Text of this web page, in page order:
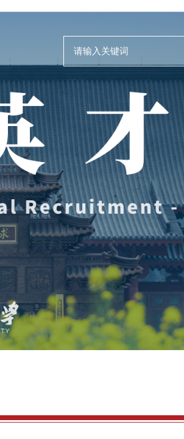
事业发展
Careers @ ZJU
人才计划与项目
人才发展与培养
教师培训与荣誉
支
工
人
住
生
子
服